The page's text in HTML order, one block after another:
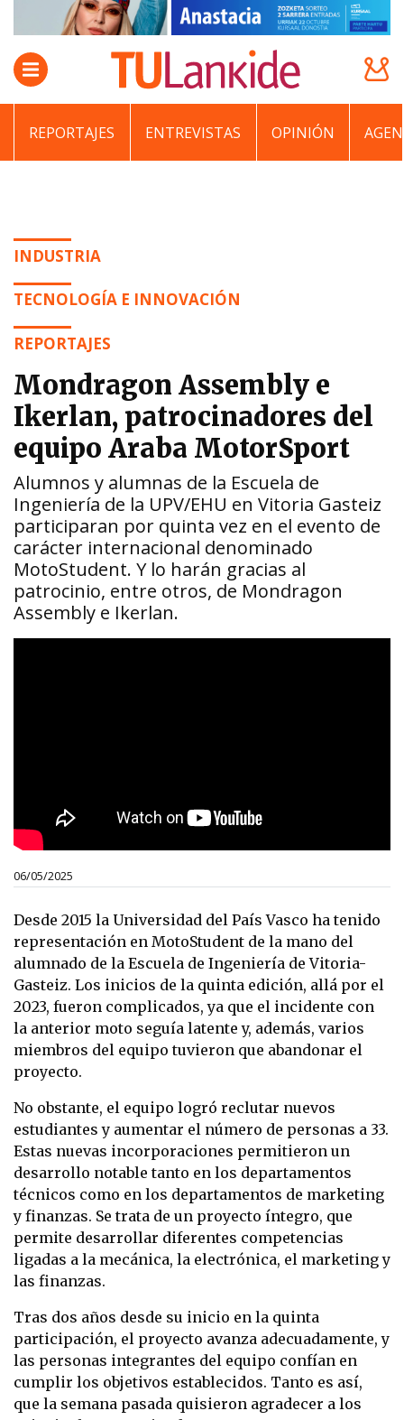
REPORTAJES ENTREVISTAS OPINIÓN
INDUSTRIA
TECNOLOGÍA E INNOVACIÓN
REPORTAJES
Mondragon Assembly e
Ikerlan, patrocinadores del
equipo Araba MotorSport
Alumnos y alumnas de la Escuela de
Ingeniería de la UPV/EHU en Vitoria Gasteiz
participaran por quinta vez en el evento de
carácter internacional denominado
MotoStudent. Y lo harán gracias al
patrocinio, entre otros, de Mondragon
Assembly e Ikerlan.
06/05/2025
Desde 2015 la Universidad del País Vasco ha tenido
representación en MotoStudent de la mano del
alumnado de la Escuela de Ingeniería de Vitoria-
Gasteiz. Los inicios de la quinta edición, allá por el
2023, fueron complicados, ya que el incidente con
la anterior moto seguía latente y, además, varios
miembros del equipo tuvieron que abandonar el
proyecto.
No obstante, el equipo logró reclutar nuevos
estudiantes y aumentar el número de personas a 33.
Estas nuevas incorporaciones permitieron un
desarrollo notable tanto en los departamentos
técnicos como en los departamentos de marketing
y finanzas. Se trata de un proyecto íntegro, que
permite desarrollar diferentes competencias
ligadas a la mecánica, la electrónica, el marketing y
las finanzas.
Tras dos años desde su inicio en la quinta
participación, el proyecto avanza adecuadamente, y
las personas integrantes del equipo confían en
cumplir los objetivos establecidos. Tanto es así,
que la semana pasada quisieron agradecer a los